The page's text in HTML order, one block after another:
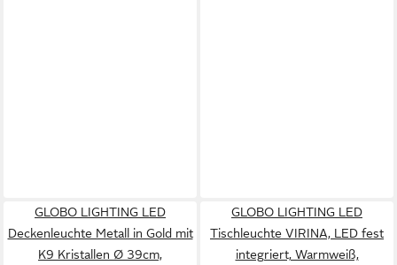
GLOBO LIGHTING LED
Deckenleuchte Metall in Gold mit
K9 Kristallen Ø 39cm,
GLOBO LIGHTING LED
Tischleuchte VIRINA, LED fest
integriert, Warmweiß,